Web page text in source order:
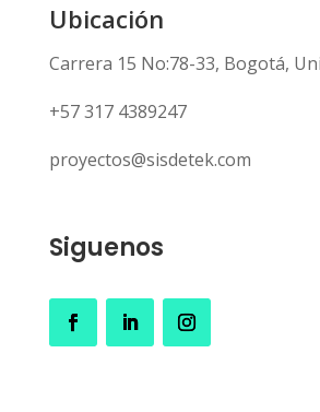
Ubicación
Carrera 15 No:78-33, Bogotá,
+57 317 4389247
proyectos@sisdetek.com
Siguenos